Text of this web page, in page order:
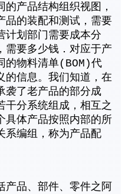
产品结构组织视图，
品的装配和测试，需要
计划部门需要成本分
需要多少钱．对应于产
的物料清单(BOM)代
的信息。我们知道，在
袭了老产品的部分成
干分系统组成，相互之
具体产品按照内部的所
系编组，称为产品配
产品、部件、零件之阿